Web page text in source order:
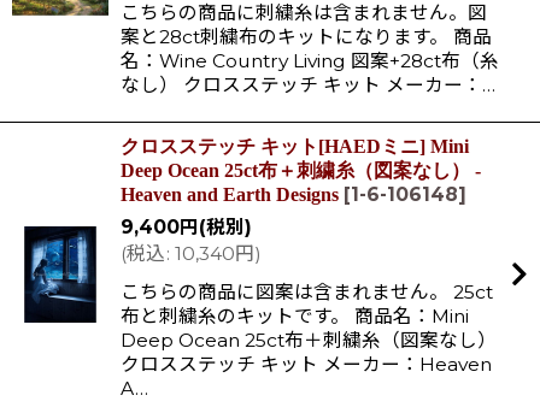
こちらの商品に刺繍糸は含まれません。図
案と28ct刺繍布のキットになります。 商品
名：Wine Country Living 図案+28ct布（糸
なし） クロスステッチ キット メーカー：…
クロスステッチ キット[HAEDミニ] Mini
Deep Ocean 25ct布＋刺繍糸（図案なし） -
Heaven and Earth Designs [1-6-106148]
9,400円 (税別)
(税込: 10,340円 )
こちらの商品に図案は含まれません。 25ct
布と刺繍糸のキットです。 商品名：Mini
Deep Ocean 25ct布＋刺繍糸（図案なし）
クロスステッチ キット メーカー：Heaven
A…